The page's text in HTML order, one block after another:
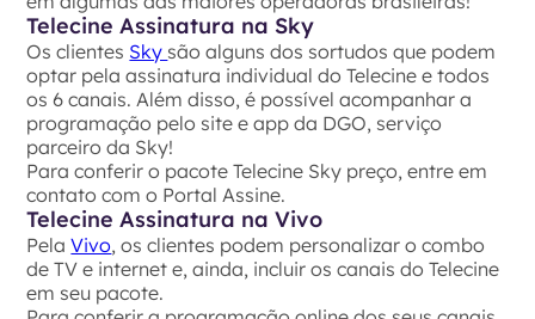
Telecine Assinatura na Sky
Os clientes Sky são alguns dos sortudos que podem
optar pela assinatura individual do Telecine e todos
os 6 canais. Além disso, é possível acompanhar a
programação pelo site e app da DGO, serviço
parceiro da Sky!
Para conferir o pacote Telecine Sky preço, entre em
contato com o Portal Assine.
Telecine Assinatura na Vivo
PelaVivo, os clientes podem personalizar o combo
de TV e internet e, ainda, incluir os canais do Telecine
em seu pacote.